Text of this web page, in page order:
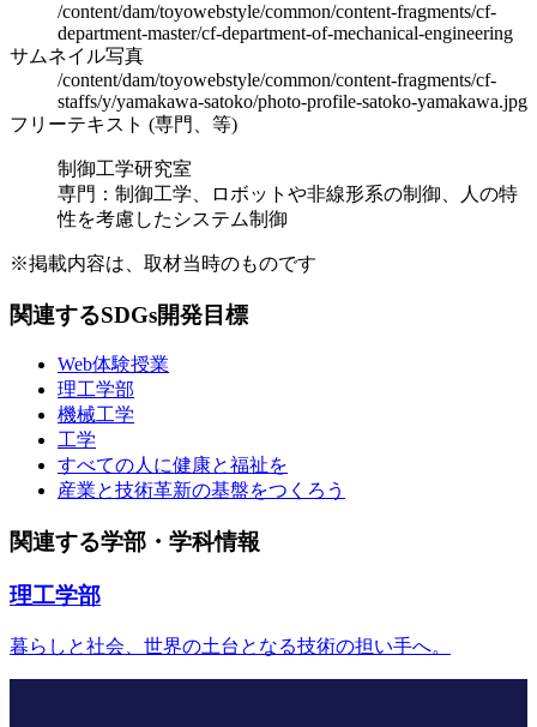
/content/dam/toyowebstyle/common/content-fragments/cf-
department-master/cf-department-of-mechanical-engineering
サムネイル写真
/content/dam/toyowebstyle/common/content-fragments/cf-
staffs/y/yamakawa-satoko/photo-profile-satoko-yamakawa.jpg
フリーテキスト (専門、等)
制御工学研究室
専門：制御工学、ロボットや非線形系の制御、人の特
性を考慮したシステム制御
※掲載内容は、取材当時のものです
関連するSDGs開発目標
Web体験授業
理工学部
機械工学
工学
すべての人に健康と福祉を
産業と技術革新の基盤をつくろう
関連する学部・学科情報
理工学部
暮らしと社会、世界の土台となる技術の担い手へ。